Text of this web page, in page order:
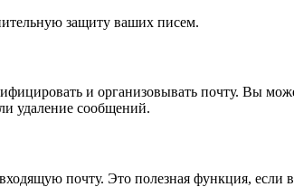
защиту ваших писем.
и организовывать почту. Вы
удаление сообщений.
почту. Это полезная функция, если